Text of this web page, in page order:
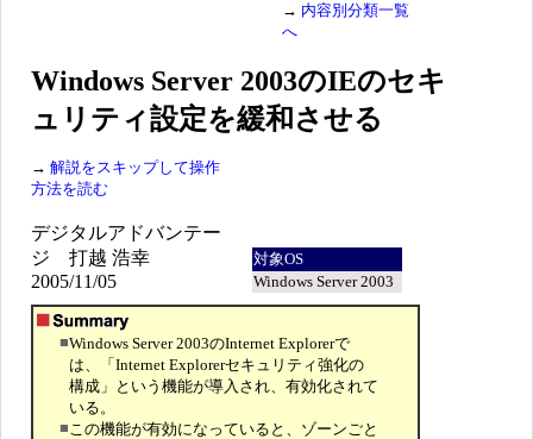
→ 内容別分類一覧
へ
Windows Server 2003のIEのセキ
ュリティ設定を緩和させる
→ 解説をスキップして操作
方法を読む
デジタルアドバンテー
ジ 打越 浩幸
2005/11/05
対象OS
Windows Server 2003
■Windows Server 2003のInternet Explorerで
は、「Internet Explorerセキュリティ強化の
構成」という機能が導入され、有効化されて
いる。
■この機能が有効になっていると、ゾーンごと